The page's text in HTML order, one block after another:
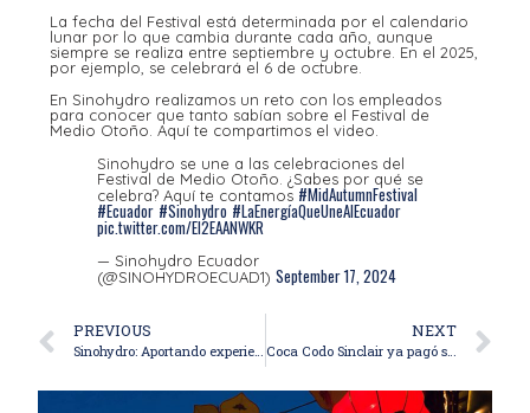
La fecha del Festival está determinada por el calendario
lunar por lo que cambia durante cada año, aunque
siempre se realiza entre septiembre y octubre. En el 2025,
por ejemplo, se celebrará el 6 de octubre.
En Sinohydro realizamos un reto con los empleados
para conocer que tanto sabían sobre el Festival de
Medio Otoño. Aquí te compartimos el video.
Sinohydro se une a las celebraciones del
Festival de Medio Otoño. ¿Sabes por qué se
celebra? Aquí te contamos #MidAutumnFestival
#Ecuador #Sinohydro #LaEnergíaQueUneAlEcuador
pic.twitter.com/EI2EAANWKR
— Sinohydro Ecuador
(@SINOHYDROECUAD1)September 17, 2024
PREVIOUS
Sinohydro: Aportando experiencia y conectando culturas
NEXT
Coca Codo Sinclair ya pagó su inversión, dice experto eléctrico